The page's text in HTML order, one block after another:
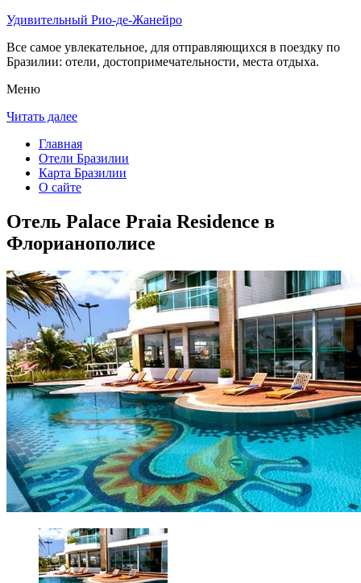
Удивительный Рио-де-Жанейро
Все самое увлекательное, для отправляющихся в поездку по
Бразилии: отели, достопримечательности, места отдыха.
Меню
Читать далее
Главная
Отели Бразилии
Карта Бразилии
О сайте
Отель Palace Praia Residence в
Флорианополисе